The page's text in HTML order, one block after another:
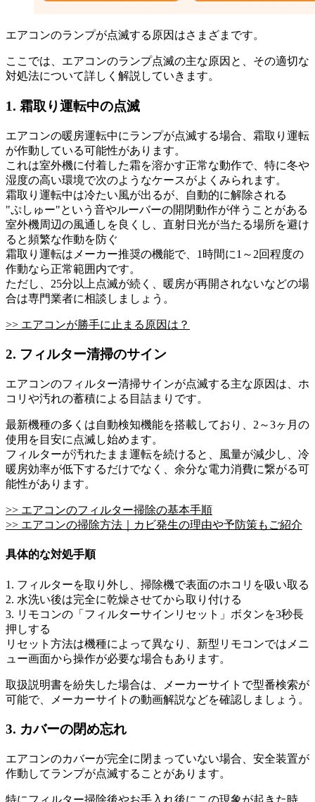
エアコンのランプが点滅する原因はさまざまです。
ここでは、エアコンのランプ点滅の主な原因と、その適切な
対処法について詳しく解説していきます。
1. 霜取り運転中の点滅
エアコンの暖房運転中にランプが点滅する場合、霜取り運転
が作動している可能性があります。
これは室外機に付着した霜を溶かす正常な動作で、特に冬や
湿度の高い環境で次のようなケースがよくみられます。
霜取り運転中は冷たい風が出るが、自動的に解除される
"ぷしゅー"という音やルーバーの開閉動作が伴うことがある
室外機周辺の風通しを良くし、直射日光が当たる場所を避け
ると頻繁な作動を防ぐ
霜取り運転はメーカー推奨の機能で、1時間に1～2回程度の
作動なら正常範囲内です。
ただし、25分以上点滅が続く、暖房が再開されないなどの場
合は専門業者に相談しましょう。
>> エアコンが勝手に止まる原因は？
2. フィルター清掃のサイン
エアコンのフィルター清掃サインが点滅する主な原因は、ホ
コリや汚れの蓄積による目詰まりです。
最新機種の多くは自動検知機能を搭載しており、2～3ヶ月の
使用を目安に点滅し始めます。
フィルターが汚れたまま運転を続けると、風量が減少し、冷
暖房効率が低下するだけでなく、余分な電力消費に繋がる可
能性があります。
>> エアコンのフィルター掃除の基本手順
>> エアコンの掃除方法｜カビ発生の理由や予防策もご紹介
具体的な対処手順
1. フィルターを取り外し、掃除機で表面のホコリを吸い取る
2. 水洗い後は完全に乾燥させてから取り付ける
3. リモコンの「フィルターサインリセット」ボタンを3秒長
押しする
リセット方法は機種によって異なり、新型リモコンではメニ
ュー画面から操作が必要な場合もあります。
取扱説明書を紛失した場合は、メーカーサイトで型番検索が
可能で、メーカーサイトの動画解説などを確認しましょう。
3. カバーの閉め忘れ
エアコンのカバーが完全に閉まっていない場合、安全装置が
作動してランプが点滅することがあります。
特にフィルター掃除後やお手入れ後にこの現象が起きた時